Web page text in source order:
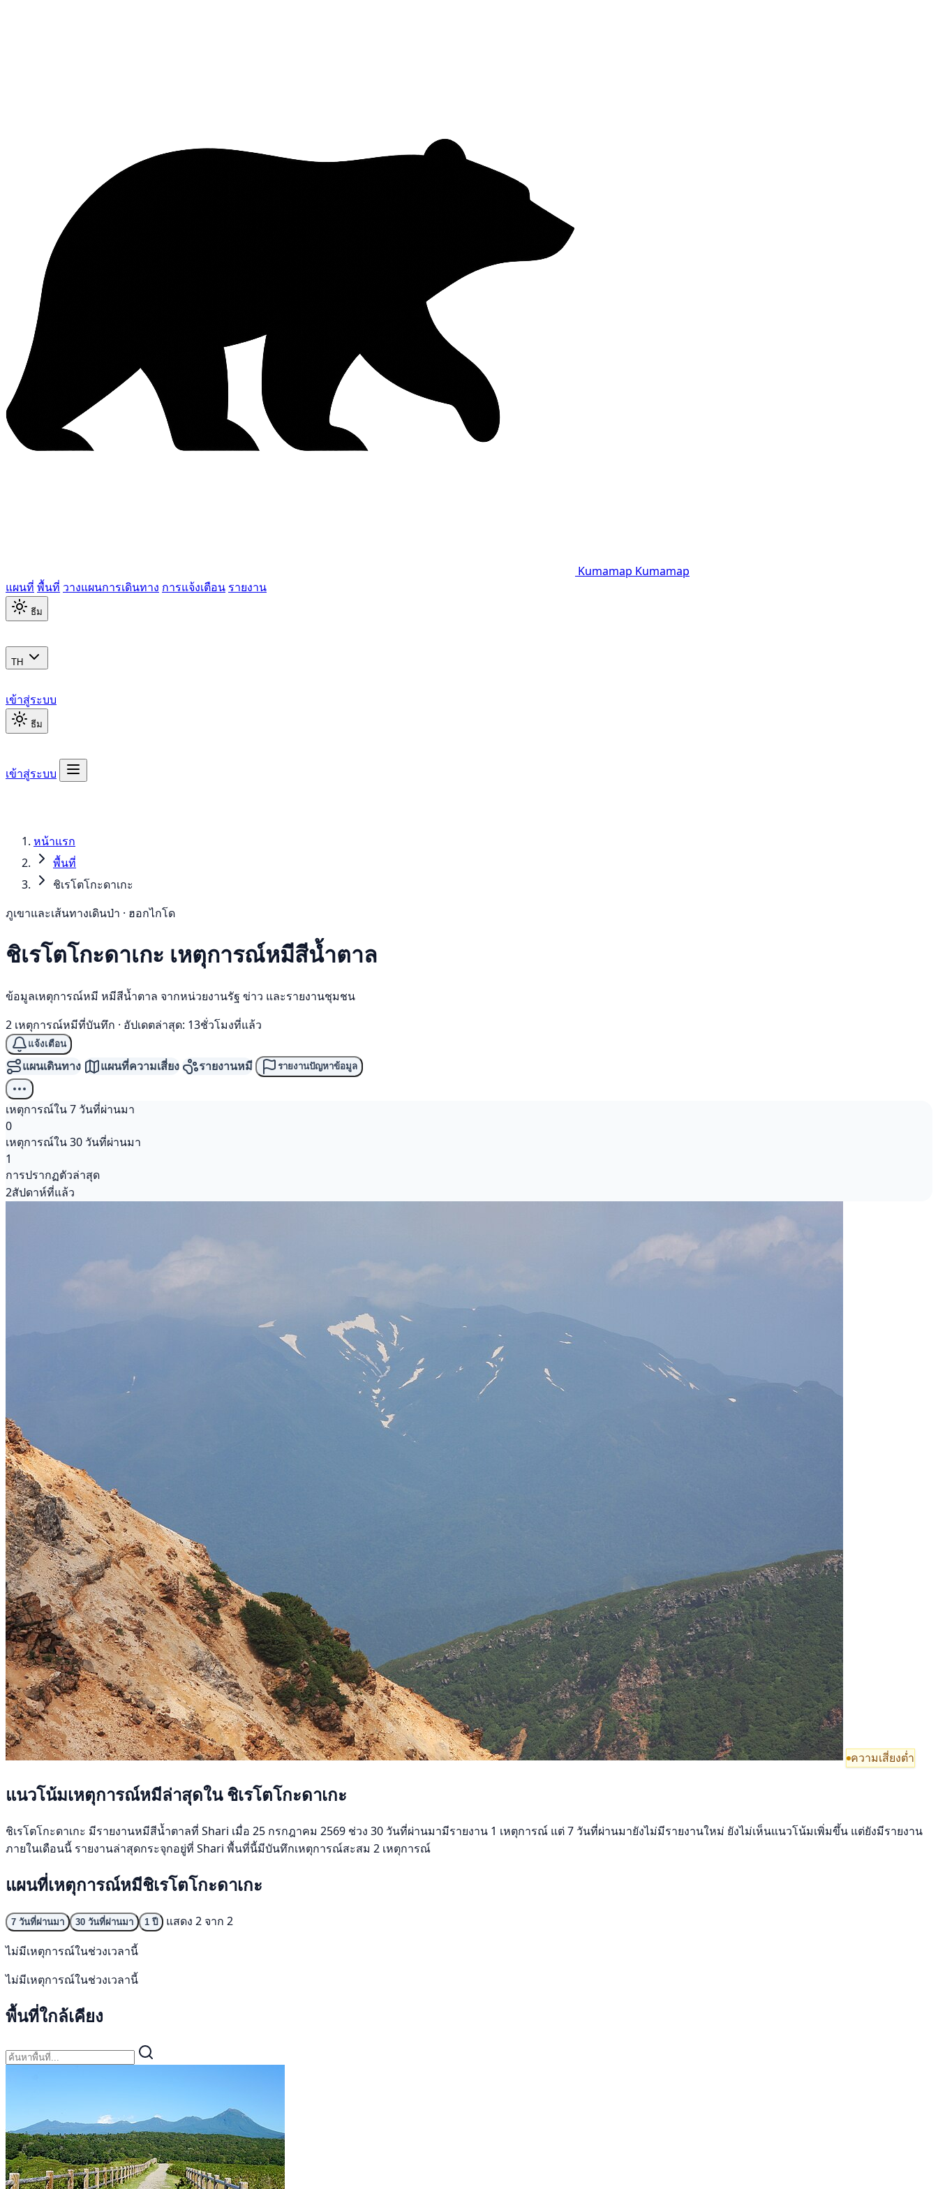
Kumamap Kumamap
แผนที่ พื้นที่ วางแผนการเดินทาง การแจ้งเตือน รายงาน
ธีม
TH
เข้าสู่ระบบ
ธีม
เข้าสู่ระบบ
หน้าแรก
พื้นที่
ชิเรโตโกะดาเกะ
ภูเขาและเส้นทางเดินป่า · ฮอกไกโด
ชิเรโตโกะดาเกะ เหตุการณ์หมีสีน้ำตาล
ข้อมูลเหตุการณ์หมี หมีสีน้ำตาล จากหน่วยงานรัฐ ข่าว และรายงานชุมชน
2 เหตุการณ์หมีที่บันทึก · อัปเดตล่าสุด: 13ชั่วโมงที่แล้ว
แจ้งเตือน
แผนเดินทาง แผนที่ความเสี่ยง รายงานหมี รายงานปัญหาข้อมูล
เหตุการณ์ใน 7 วันที่ผ่านมา
0
เหตุการณ์ใน 30 วันที่ผ่านมา
1
การปรากฏตัวล่าสุด
2สัปดาห์ที่แล้ว
ความเสี่ยงต่ำ
แนวโน้มเหตุการณ์หมีล่าสุดใน ชิเรโตโกะดาเกะ
ชิเรโตโกะดาเกะ มีรายงานหมีสีน้ำตาลที่ Shari เมื่อ 25 กรกฎาคม 2569 ช่วง 30 วันที่ผ่านมามีรายงาน 1 เหตุการณ์ แต่ 7 วันที่ผ่านมายังไม่มีรายงานใหม่ ยังไม่เห็นแนวโน้มเพิ่มขึ้น แต่ยังมีรายงาน
ภายในเดือนนี้ รายงานล่าสุดกระจุกอยู่ที่ Shari พื้นที่นี้มีบันทึกเหตุการณ์สะสม 2 เหตุการณ์
แผนที่เหตุการณ์หมีชิเรโตโกะดาเกะ
7 วันที่ผ่านมา 30 วันที่ผ่านมา 1 ปี
แสดง 2 จาก 2
ไม่มีเหตุการณ์ในช่วงเวลานี้
ไม่มีเหตุการณ์ในช่วงเวลานี้
พื้นที่ใกล้เคียง